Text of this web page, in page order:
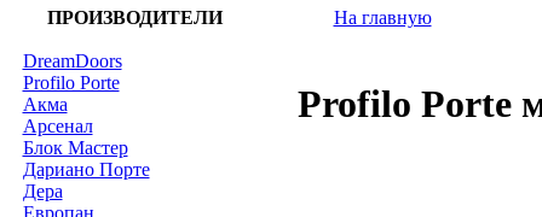
ПРОИЗВОДИТЕЛИ
DreamDoors
Profilo Porte
Акма
Арсенал
Блок Мастер
Дариано Порте
Дера
Европан
На главную
Profilo Porte